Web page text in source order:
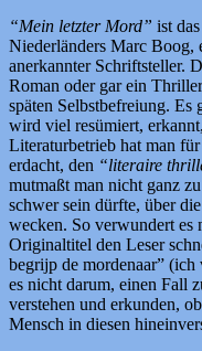
“Mein letzter Mord” ist
Niederländers Marc Boog,
anerkannter Schriftsteller.
Roman oder gar ein
späten Selbstbefreiung.
wird viel resümiert,
Literaturbetrieb hat man
erdacht, den “literaire
mutmaßt man nicht ganz
schwer sein dürfte, über
wecken. So verwundert es
Originaltitel den Leser
begrijp de mordenaar”
es nicht darum, einen Fall
verstehen und erkunden,
Mensch in diesen